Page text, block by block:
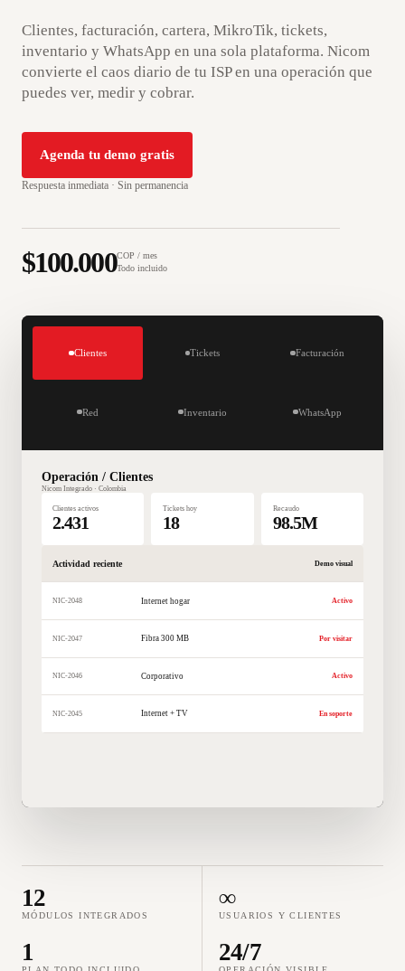
Clientes, facturación, cartera, MikroTik, tickets,
inventario y WhatsApp en una sola plataforma. Nicom
convierte el caos diario de tu ISP en una operación que
puedes ver, medir y cobrar.
Agenda tu demo gratis
Respuesta inmediata · Sin permanencia
$100.000COP / mes
Todo incluido
Clientes Tickets Facturación
Red Inventario WhatsApp
Operación / Clientes
Nicom Integrado · Colombia
Clientes activos
2.431
Tickets hoy
18
Recaudo
98.5M
Actividad reciente Demo visual
NIC-2048 Internet hogar Activo
NIC-2047 Fibra 300 MB Por visitar
NIC-2046 Corporativo Activo
NIC-2045 Internet + TV En soporte
12
MÓDULOS INTEGRADOS
∞
USUARIOS Y CLIENTES
1 24/7